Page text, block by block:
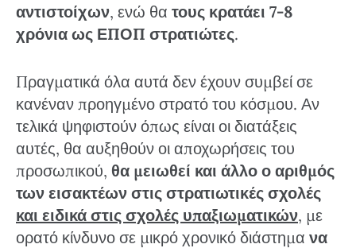
αντιστοίχων, ενώ θα τους κρατάει 7-8
χρόνια ως ΕΠΟΠ στρατιώτες.
Πραγματικά όλα αυτά δεν έχουν συμβεί σε
κανέναν προηγμένο στρατό του κόσμου. Αν
τελικά ψηφιστούν όπως είναι οι διατάξεις
αυτές, θα αυξηθούν οι αποχωρήσεις του
προσωπικού, θα μειωθεί και άλλο ο αριθμός
των εισακτέων στις στρατιωτικές σχολές
και ειδικά στις σχολές υπαξιωματικών, με
ορατό κίνδυνο σε μικρό χρονικό διάστημα να